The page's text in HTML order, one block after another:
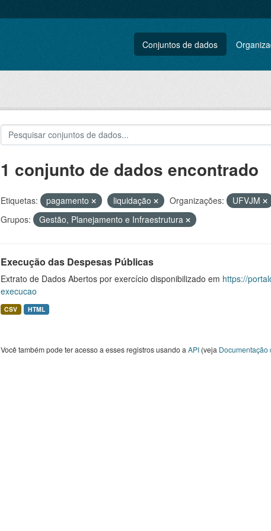
Conjuntos de dados
1 conjunto de dados encontrado
Etiquetas: pagamento liquidação Organizações:
UFVJM
Grupos:
Gestão, Planejamento e Infraestrutura
Execução das Despesas Públicas
Extrato de Dados Abertos por exercício disponibilizado em https://
execucao
CSV HTML
Você também pode ter acesso a esses registros usando a API(veja Documentação